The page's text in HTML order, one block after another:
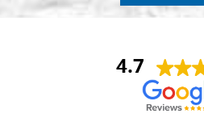
4.7